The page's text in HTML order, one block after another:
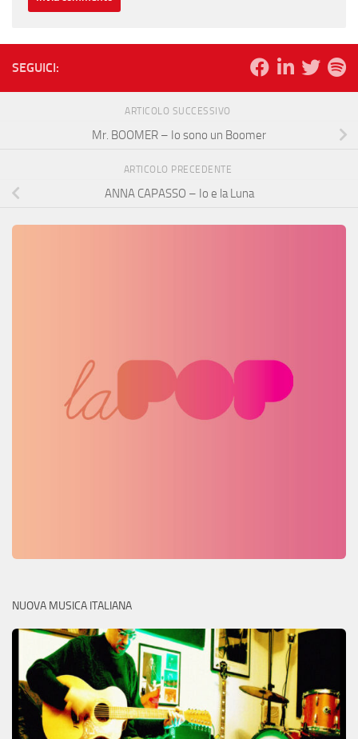
SEGUICI:
ARTICOLO SUCCESSIVO
Mr. BOOMER – Io sono un Boomer
ARTICOLO PRECEDENTE
ANNA CAPASSO – Io e la Luna
NUOVA MUSICA ITALIANA